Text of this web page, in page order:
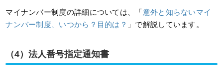
マイナンバー制度の詳細については、「意外と知らないマイ
ナンバー制度、いつから？目的は？ 」で解説しています。
（4）法人番号指定通知書